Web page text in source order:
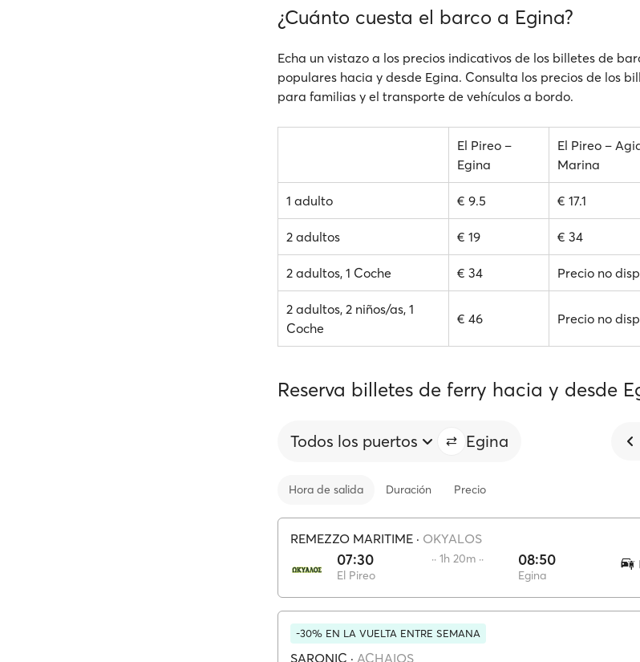
¿Cuánto cuesta el barco a Egina?
Echa un vistazo a los precios indicativos de los billetes de
populares hacia y desde Egina. Consulta los precios de los
para familias y el transporte de vehículos a bordo.
El Pireo –
Egina
El Pireo –
Marina
1 adulto € 9.5 € 17.1
2 adultos € 19 € 34
2 adultos, 1 Coche € 34 Precio no
2 adultos, 2 niños/as, 1
Coche
€ 46 Precio no
Reserva billetes de ferry hacia y desde
Todos los puertos Egina
Hora de salida Duración Precio
REMEZZO MARITIME · OKYALOS
07:30
El Pireo
·· 1h 20m ·· 08:50
Egina
-30% EN LA VUELTA ENTRE SEMANA
SARONIC · ACHAIOS